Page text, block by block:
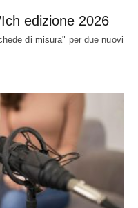
edizione 2026
di misura" per due nuovi